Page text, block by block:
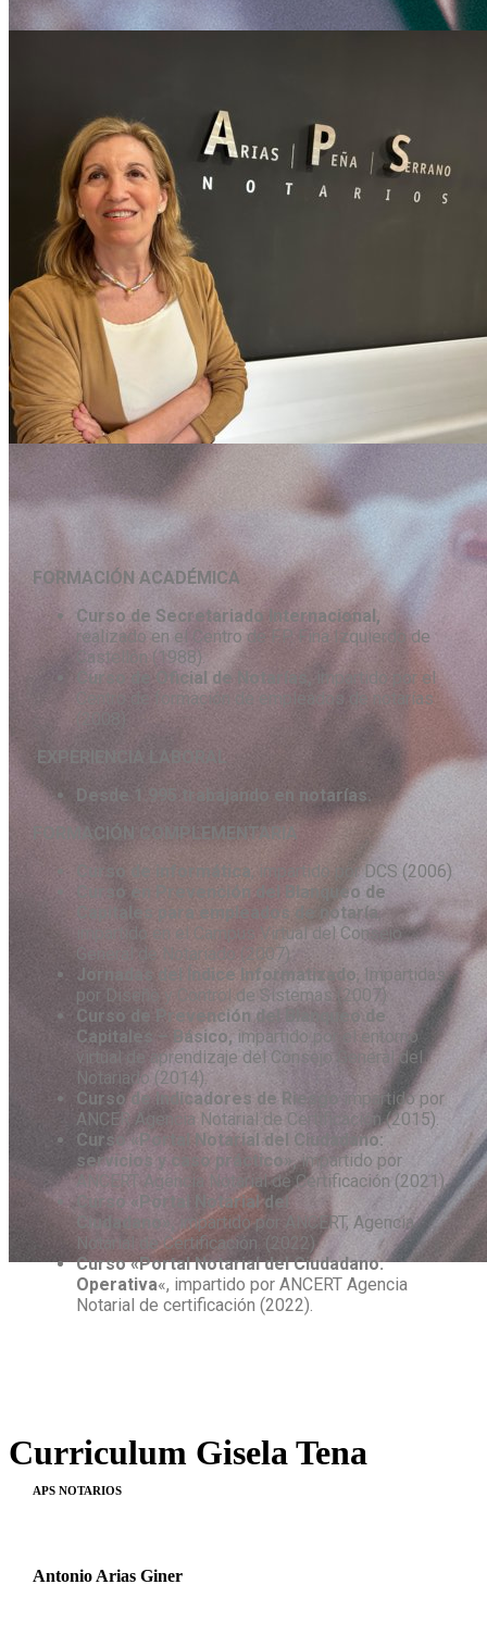
Curriculum Gisela Tena
FORMACIÓN ACADÉMICA
Curso de Secretariado Internacional,
realizado en el Centro de F.P. Fina Izquierdo de
Castellón (1988).
Curso de Oficial de Notarías,
impartido por el
Centro de formación de empleados de notarías
EXPERIENCIA LABORAL
Desde 1.995 trabajando en notarías.
FORMACIÓN COMPLEMENTARIA
Curso de informática, impartido por DCS (2006)
Curso en Prevención del Blanqueo de
Capitales para empleados de notaría,
impartido en el Campus Virtual del Consejo
General de Notariado (2007)
Jornadas del Índice Informatizado, Impartidas
por Diseño y Control de Sistemas (2007)
Curso de Prevención del Blanqueo de
Capitales – Básico, impartido por el entorno
virtual de aprendizaje del Consejo General del
Notariado (2014).
Curso de Indicadores de Riesgo
impartido por
ANCER Agencia Notarial de Certificación (2015).
Curso «Portal Notarial del Ciudadano:
servicios y caso práctico»,impartido por
ANCERT Agencia Notarial de Certificación (2021).
Curso «Portal Notarial del
Ciudadano»,
impartido por ANCERT, Agencia
Notarial de Certificación. (2022).
Curso «Portal Notarial del Ciudadano:
Operativa«, impartido por ANCERT Agencia
Notarial de certificación (2022).
APS NOTARIOS
Antonio Arias Giner